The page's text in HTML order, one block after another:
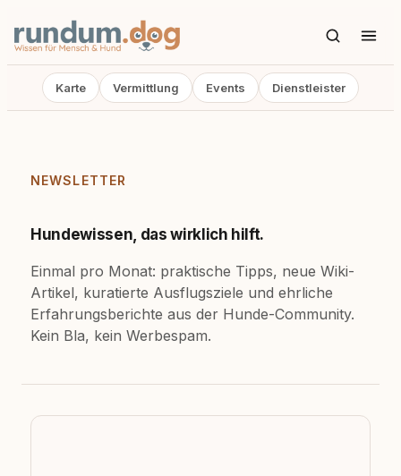
Karte Vermittlung Events Dienstleister
NEWSLETTER
Hundewissen, das wirklich hilft.
Einmal pro Monat: praktische Tipps, neue Wiki-
Artikel, kuratierte Ausflugsziele und ehrliche
Erfahrungsberichte aus der Hunde-Community.
Kein Bla, kein Werbespam.